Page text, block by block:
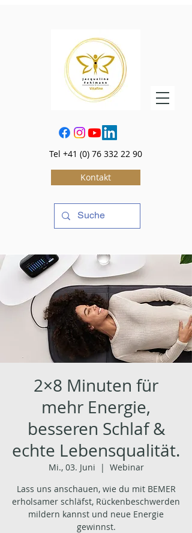
Tel +41 (0) 76 332 22 90
Kontakt
2×8 Minuten für
mehr Energie,
besseren Schlaf &
echte Lebensqualität.
Mi., 03. Juni
  |
Webinar
Lass uns anschauen, wie du mit BEMER
erholsamer schläfst, Rückenbeschwerden
mildern kannst und neue Energie
gewinnst.